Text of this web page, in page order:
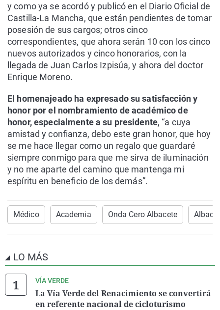
y como ya se acordó y publicó en el Diario Oficial de
Castilla-La Mancha, que están pendientes de tomar
posesión de sus cargos; otros cinco
correspondientes, que ahora serán 10 con los cinco
nuevos autorizados y cinco honorarios, con la
llegada de Juan Carlos Izpisúa, y ahora del doctor
Enrique Moreno.
El homenajeado ha expresado su satisfacción y
honor por el nombramiento de académico de
honor, especialmente a su presidente, “a cuya
amistad y confianza, debo este gran honor, que hoy
se me hace llegar como un regalo que guardaré
siempre conmigo para que me sirva de iluminación
y no me aparte del camino que mantenga mi
espíritu en beneficio de los demás”.
Médico Academia Onda Cero Albacete
LO MÁS
VÍA VERDE
La Vía Verde del Renacimiento se convertirá
en referente nacional de cicloturismo